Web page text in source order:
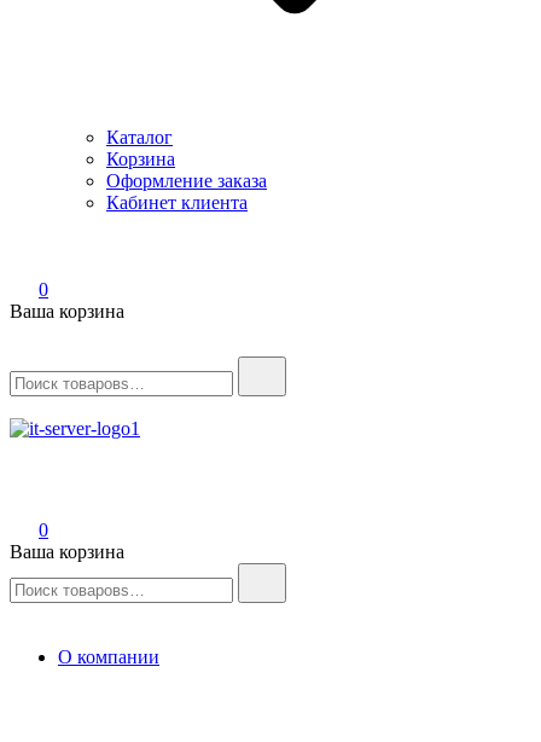
Каталог
Корзина
Оформление заказа
Кабинет клиента
0
Ваша корзина
0
Ваша корзина
О компании